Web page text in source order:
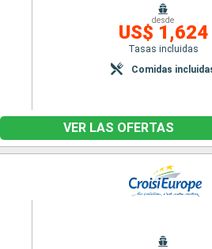
desde
US$ 1,624
Tasas incluidas
Comidas
VER LAS OFERTAS